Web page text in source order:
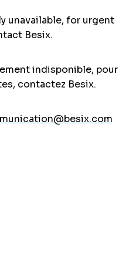
unavailable, for urgent
Besix.
indisponible, pour
contactez Besix.